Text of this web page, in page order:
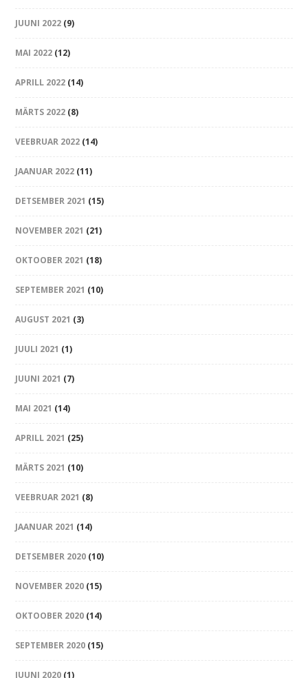
JUUNI 2022 (9)
MAI 2022 (12)
APRILL 2022 (14)
MÄRTS 2022 (8)
VEEBRUAR 2022 (14)
JAANUAR 2022 (11)
DETSEMBER 2021 (15)
NOVEMBER 2021 (21)
OKTOOBER 2021 (18)
SEPTEMBER 2021 (10)
AUGUST 2021 (3)
JUULI 2021 (1)
JUUNI 2021 (7)
MAI 2021 (14)
APRILL 2021 (25)
MÄRTS 2021 (10)
VEEBRUAR 2021 (8)
JAANUAR 2021 (14)
DETSEMBER 2020 (10)
NOVEMBER 2020 (15)
OKTOOBER 2020 (14)
SEPTEMBER 2020 (15)
JUUNI 2020 (1)